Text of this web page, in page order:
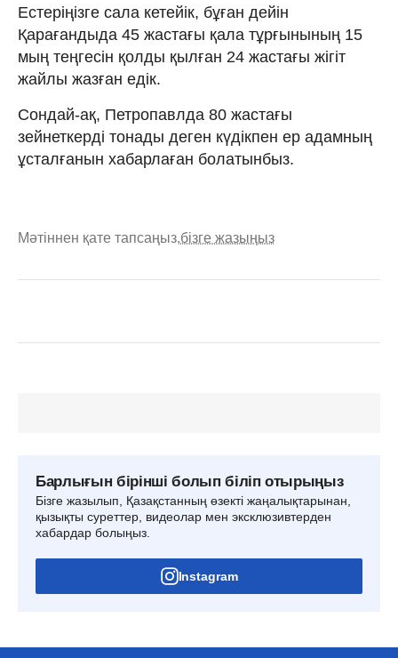
Естеріңізге сала кетейік, бұған дейін
Қарағандыда 45 жастағы қала тұрғынының 15
мың теңгесін қолды қылған 24 жастағы жігіт
жайлы жазған едік.
Сондай-ақ, Петропавлда 80 жастағы
зейнеткерді тонады деген күдікпен ер адамның
ұсталғанын хабарлаған болатынбыз.
Мәтіннен қате тапсаңыз,бізге жазыңыз
Барлығын бірінші болып біліп отырыңыз
Бізге жазылып, Қазақстанның өзекті жаңалықтарынан,
қызықты суреттер, видеолар мен эксклюзивтерден
хабардар болыңыз.
Instagram